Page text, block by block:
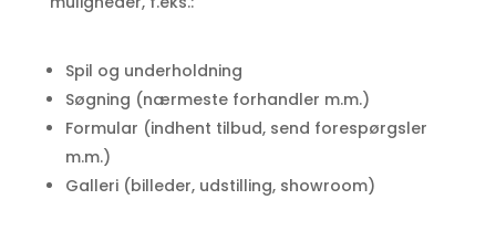
Spil og underholdning
Søgning (nærmeste forhandler m.m.)
Formular (indhent tilbud, send forespørgsler
m.m.)
Galleri (billeder, udstilling, showroom)